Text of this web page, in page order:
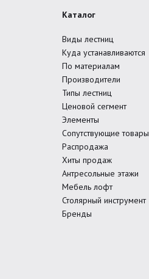
Каталог
Виды лестниц
Куда устанавливаются
По материалам
Производители
Типы лестниц
Ценовой сегмент
Элементы
Сопутствующие товары
Распродажа
Хиты продаж
Антресольные этажи
Мебель лофт
Столярный инструмент
Бренды